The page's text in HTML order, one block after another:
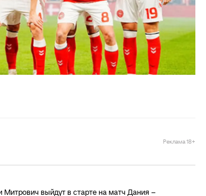
Реклама 18+
выйдут в старте на матч Дания –